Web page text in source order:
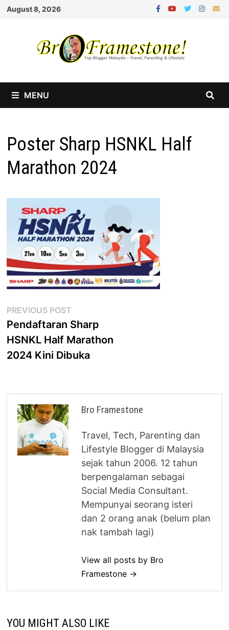
Skip
August 8, 2026
MENU
Poster Sharp HSNKL Half
Marathon 2024
Post
navigation
PREVIOUS POST
post:
Pendaftaran Sharp
HSNKL Half Marathon
2024 Kini Dibuka
Bro Framestone
Travel, Tech, Parenting dan
Lifestyle Blogger di Malaysia
sejak tahun 2006. 12 tahun
berpengalaman sebagai
Social Media Consultant.
Mempunyai seorang isteri
dan 2 orang anak (belum plan
nak tambah lagi)
View all posts by Bro
Framestone →
YOU MIGHT ALSO LIKE